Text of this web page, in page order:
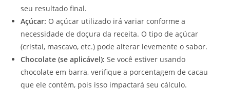
seu resultado final.
Açúcar: O açúcar utilizado irá variar conforme a
necessidade de doçura da receita. O tipo de açúcar
(cristal, mascavo, etc.) pode alterar levemente o sabor.
Chocolate (se aplicável): Se você estiver usando
chocolate em barra, verifique a porcentagem de cacau
que ele contém, pois isso impactará seu cálculo.